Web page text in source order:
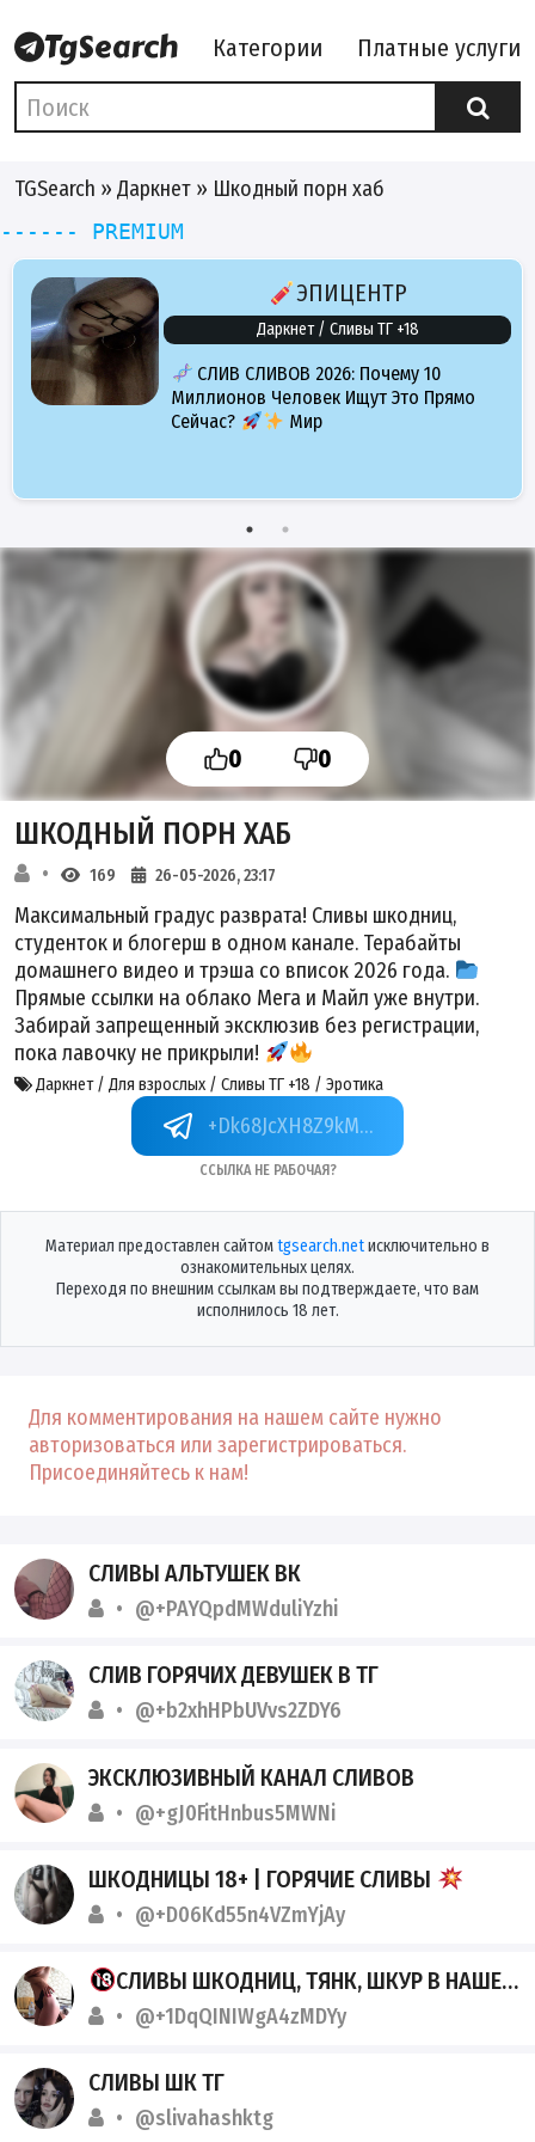
Категории Платные услуги
TGSearch » Даркнет » Шкодный порн хаб
------ PREMIUM
ЭПИЦЕНТР
Даркнет / Сливы ТГ +18
СЛИВ СЛИВОВ 2026: Почему 10
Миллионов Человек Ищут Это Прямо
Сейчас?
Мир
0 0
ШКОДНЫЙ ПОРН ХАБ
169 26-05-2026, 23:17
Максимальный градус разврата! Сливы шкодниц,
студенток и блогерш в одном канале. Терабайты
домашнего видео и трэша со вписок 2026 года.
Прямые ссылки на облако Мега и Майл уже внутри.
Забирай запрещенный эксклюзив без регистрации,
пока лавочку не прикрыли!
Даркнет / Для взрослых / Сливы ТГ +18 / Эротика
+Dk68JcXH8Z9kMmQy
Ссылка не рабочая?
Материал предоставлен сайтомtgsearch.netисключительно в
ознакомительных целях.
Переходя по внешним ссылкам вы подтверждаете, что вам
исполнилось 18 лет.
Для комментирования на нашем сайте нужно
авторизоваться или зарегистрироваться.
Присоединяйтесь к нам!
СЛИВЫ АЛЬТУШЕК ВК
@+PAYQpdMWduliYzhi
СЛИВ ГОРЯЧИХ ДЕВУШЕК В ТГ
@+b2xhHPbUVvs2ZDY6
ЭКСКЛЮЗИВНЫЙ КАНАЛ СЛИВОВ
@+gJ0FitHnbus5MWNi
ШКОДНИЦЫ 18+ | ГОРЯЧИЕ СЛИВЫ
@+D06Kd55n4VZmYjAy
СЛИВЫ ШКОДНИЦ, ТЯНК, ШКУР В НАШЕМ ТГК
@+1DqQINIWgA4zMDYy
СЛИВЫ ШК ТГ
@slivahashktg